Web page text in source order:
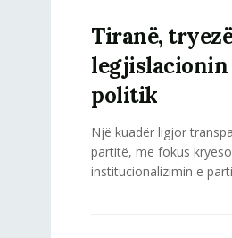
Tiranë,
politik
Një kuadër ligjor
partitë, me fokus
institucionalizimin e